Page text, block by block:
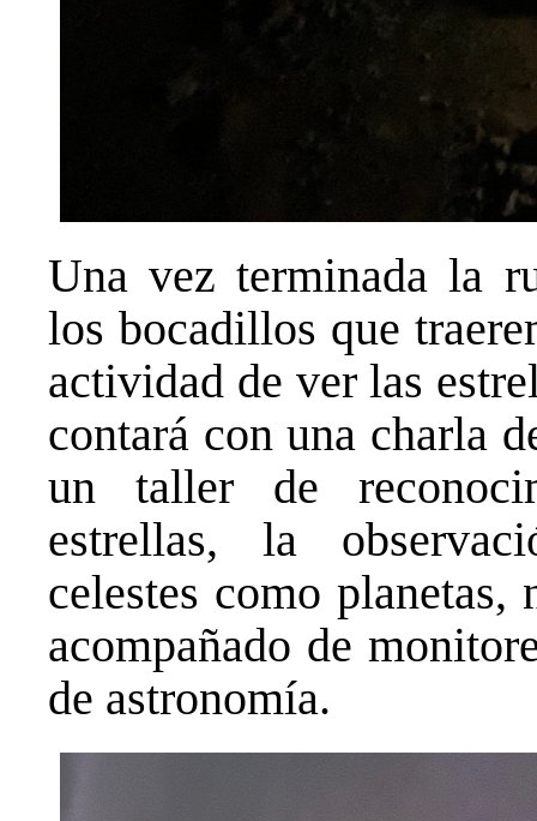
Una vez terminada la
los bocadillos que
actividad de ver las
contará con una charla
un taller de
estrellas, la
celestes como
acompañado de
de astronomía.